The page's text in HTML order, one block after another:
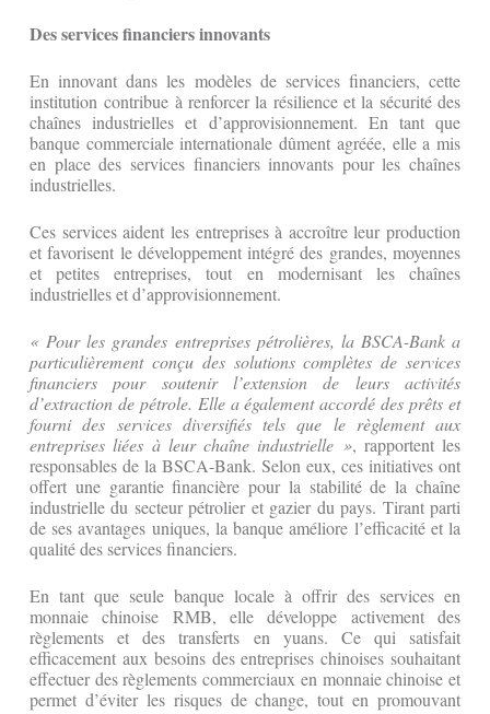
Des services financiers innovants
En innovant dans les modèles de services financiers, cette
institution contribue à renforcer la résilience et la sécurité des
chaînes industrielles et d’approvisionnement. En tant que
banque commerciale internationale dûment agréée, elle a mis
en place des services financiers innovants pour les chaînes
industrielles.
Ces services aident les entreprises à accroître leur production
et favorisent le développement intégré des grandes, moyennes
et petites entreprises, tout en modernisant les chaînes
industrielles et d’approvisionnement.
« Pour les grandes entreprises pétrolières, la BSCA-Bank a
particulièrement conçu des solutions complètes de services
financiers pour soutenir l’extension de leurs activités
d’extraction de pétrole. Elle a également accordé des prêts et
fourni des services diversifiés tels que le règlement aux
entreprises liées à leur chaîne industrielle », rapportent les
responsables de la BSCA-Bank. Selon eux, ces initiatives ont
offert une garantie financière pour la stabilité de la chaîne
industrielle du secteur pétrolier et gazier du pays. Tirant parti
de ses avantages uniques, la banque améliore l’efficacité et la
qualité des services financiers.
En tant que seule banque locale à offrir des services en
monnaie chinoise RMB, elle développe activement des
règlements et des transferts en yuans. Ce qui satisfait
efficacement aux besoins des entreprises chinoises souhaitant
effectuer des règlements commerciaux en monnaie chinoise et
permet d’éviter les risques de change, tout en promouvant